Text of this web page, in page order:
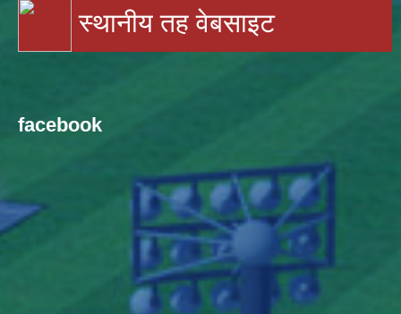
स्थानीय तह वेबसाइट
facebook